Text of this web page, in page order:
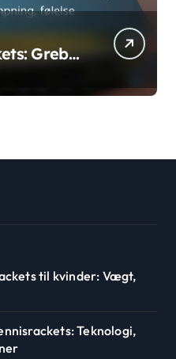
Greb,
følelse
til kvinder: Vægt,
Teknologi,